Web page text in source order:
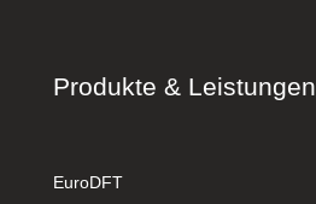
Produkte & Leistungen
EuroDFT